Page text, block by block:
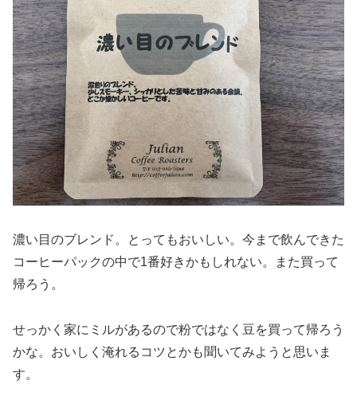
濃い目のブレンド。とってもおいしい。今まで飲んできた
コーヒーパックの中で1番好きかもしれない。また買って
帰ろう。
せっかく家にミルがあるので粉ではなく豆を買って帰ろう
かな。おいしく淹れるコツとかも聞いてみようと思いま
す。